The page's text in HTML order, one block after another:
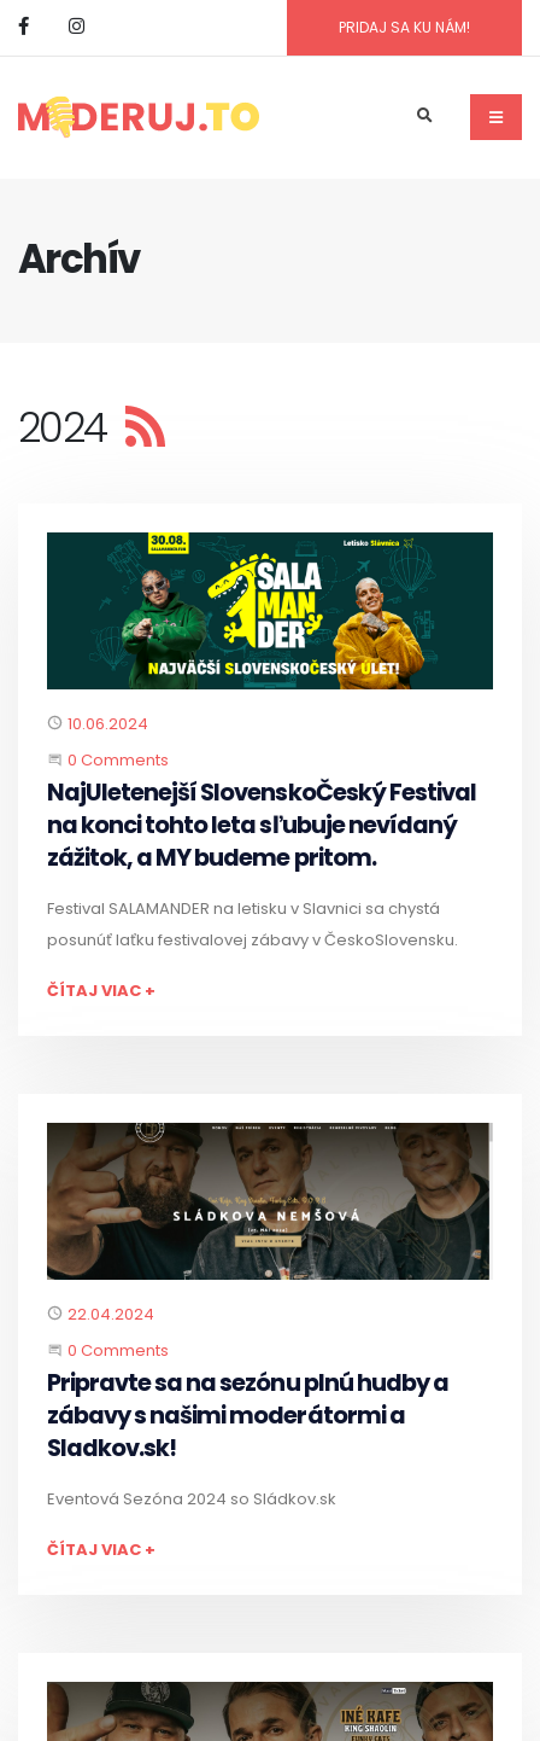
PRIDAJ SA KU NÁM!
Archív
2024
Published
10.06.2024
Start the Conversation
0 Comments
NajUletenejší SlovenskoČeský Festival
na konci tohto leta sľubuje nevídaný
zážitok, a MY budeme pritom.
Festival SALAMANDER na letisku v Slavnici sa chystá
posunúť laťku festivalovej zábavy v ČeskoSlovensku.
ČÍTAJ VIAC +
Published
22.04.2024
Start the Conversation
0 Comments
Pripravte sa na sezónu plnú hudby a
zábavy s našimi moderátormi a
Sladkov.sk!
Eventová Sezóna 2024 so Sládkov.sk
ČÍTAJ VIAC +